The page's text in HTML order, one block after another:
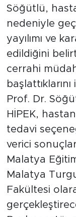
HİPEK,
tedavi
verici sonuçlar
Malatya
Malatya
Fakültesi
Pankreas
HİPEK’in yeri
alacağımızı
Prof. Dr.
Üyesi
Gökhan